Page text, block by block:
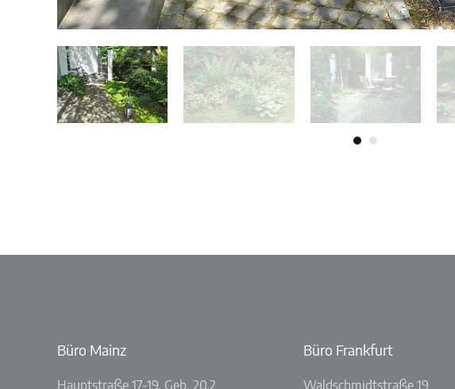
Büro Mainz
Hauptstraße 17-19, Geb. 20.2
Büro Frankfurt
Waldschmidtstraße 19